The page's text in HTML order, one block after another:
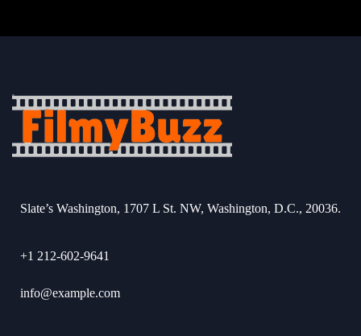
Slate’s Washington, 1707 L St. NW, Washington, D.C., 20036.
+1 212-602-9641
info@example.com